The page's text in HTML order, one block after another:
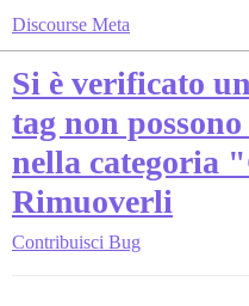
Discourse Meta
Si è verificato
tag non
nella categoria
Rimuoverli
Contribuisci Bug